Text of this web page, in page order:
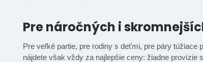
Pre náročných i
Pre veľké partie, pre rodiny s deťmi, pre páry túžiace
nájdete však vždy za najlepšie ceny: žiadne